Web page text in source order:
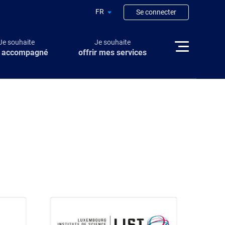
FR Se connecter
souhaite Je souhaite
offrir mes services